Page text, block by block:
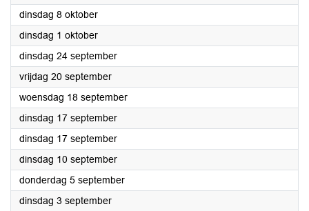
dinsdag 8 oktober2024
dinsdag 1 oktober2024
dinsdag 24 september2024
vrijdag 20 september2024
woensdag 18 september2024
dinsdag 17 september2024
dinsdag 17 september2024
dinsdag 10 september2024
donderdag 5 september2024
dinsdag 3 september2024